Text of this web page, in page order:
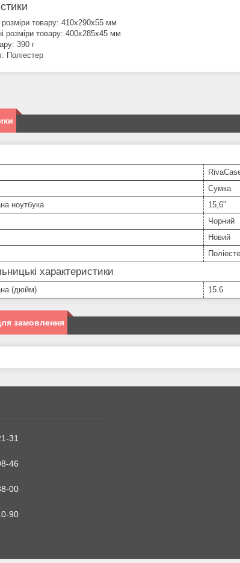
розміри товару: 410x290x55 мм
розміри товару: 400x285x45 мм
390 г
Поліестер
Сумка
ноутбука
15,6"
Чорний
Новий
характеристики
(дюйм) 15.6
замовлення
31
46
00
90